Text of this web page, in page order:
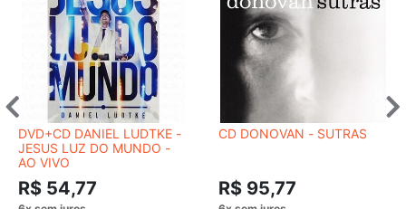
DVD+CD DANIEL LUDTKE -
JESUS LUZ DO MUNDO -
AO VIVO
R$ 54,77
CD DONOVAN ‎- SUTRAS
R$ 95,77